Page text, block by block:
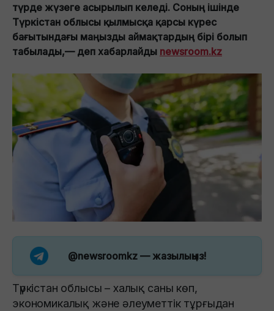
түрде жүзеге асырылып келеді. Соның ішінде
Түркістан облысы қылмысқа қарсы күрес
бағытындағы маңызды аймақтардың бірі болып
табылады,— деп хабарлайды newsroom.kz
@newsroomkz — жазылыңыз!
Түркістан облысы – халық саны көп,
экономикалық және әлеуметтік тұрғыдан